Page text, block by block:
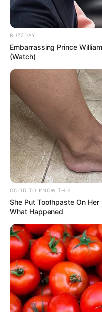
BUZZDAY
Embarrassing Prince
(Watch)
GOOD TO KNOW THIS
She Put Toothpaste On
What Happened